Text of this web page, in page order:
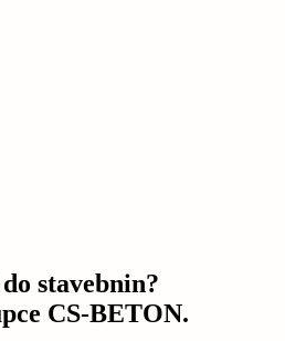
stavebnin?
CS-BETON.